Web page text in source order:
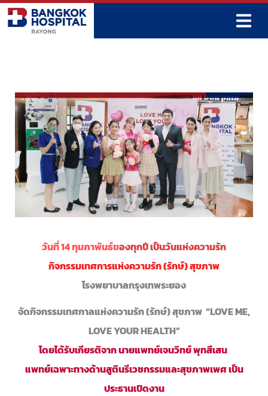
Skip
to
วันที่ 14 กุมภาพันธ์ของทุกปี เป็นวันแห่งความรัก
กิจกรรมเทศการแห่งความรัก (รักษ์) สุขภาพ
โรงพยาบาลกรุงเทพระยอง
จัดกิจกรรมเทศกาลแห่งความรัก (รักษ์)สุขภาพ “LOVE ME,
LOVEYOUR HEALTH”
โดยได้รับเกียรติจาก นายแพทย์เจนวิทย์ พุทสีเสน
แพทย์เฉพาะทางด้านสูตินรีเวชกรรมและสุขภาพเพศ เป็น
ประธานเปิดงาน